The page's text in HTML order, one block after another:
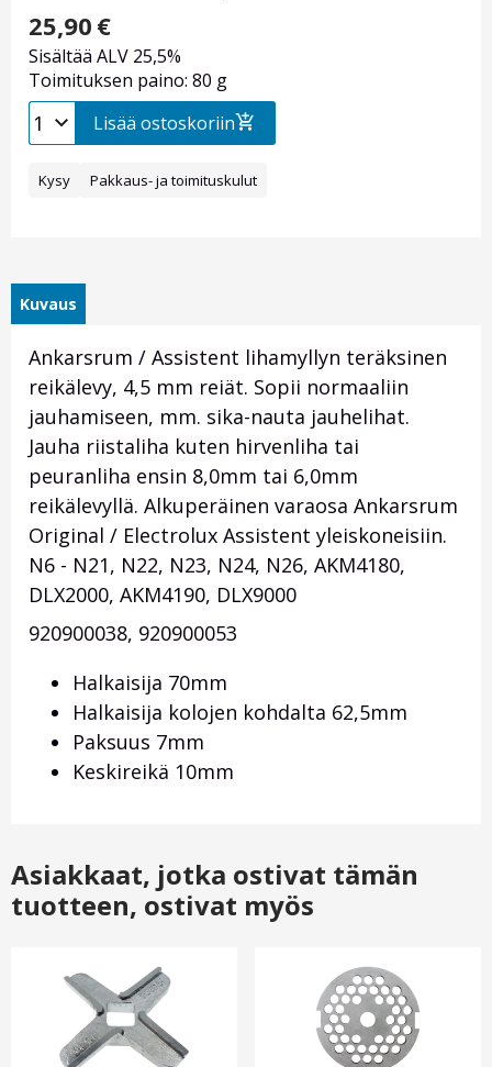
25,90 €
Sisältää ALV 25,5%
Toimituksen paino: 80 g
Lisää ostoskoriin
Kysy Pakkaus- ja toimituskulut
Kuvaus
Ankarsrum / Assistent lihamyllyn teräksinen
reikälevy, 4,5 mm reiät. Sopii normaaliin
jauhamiseen, mm. sika-nauta jauhelihat.
Jauha riistaliha kuten hirvenliha tai
peuranliha ensin 8,0mm tai 6,0mm
reikälevyllä. Alkuperäinen varaosa Ankarsrum
Original / Electrolux Assistent yleiskoneisiin.
N6 - N21, N22, N23, N24, N26, AKM4180,
DLX2000, AKM4190, DLX9000
920900038, 920900053
Halkaisija 70mm
Halkaisija kolojen kohdalta 62,5mm
Paksuus 7mm
Keskireikä 10mm
Asiakkaat, jotka ostivat tämän
tuotteen, ostivat myös